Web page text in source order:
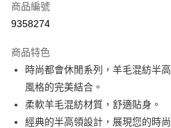
超商取貨付款
Apple Pay
悠遊付
Google Pay
商品編號
9358274
商品特色
時尚都會休閒系列，羊毛混紡半
風格的完美結合。
柔軟羊毛混紡材質，舒適貼身。
經典的半高領設計，展現您的時尚